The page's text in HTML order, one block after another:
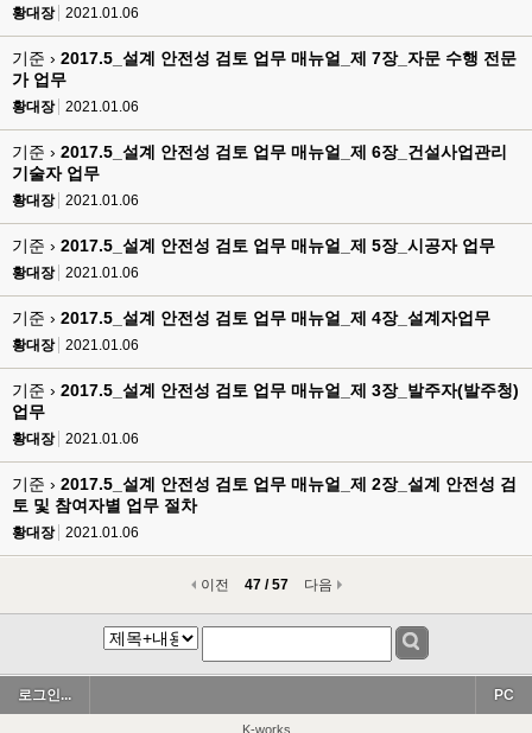
황대장 2021.01.06
기준 › 2017.5_설계 안전성 검토 업무 매뉴얼_제 7장_자문 수행 전문
가 업무
황대장 2021.01.06
기준 › 2017.5_설계 안전성 검토 업무 매뉴얼_제 6장_건설사업관리
기술자 업무
황대장 2021.01.06
기준 › 2017.5_설계 안전성 검토 업무 매뉴얼_제 5장_시공자 업무
황대장 2021.01.06
기준 › 2017.5_설계 안전성 검토 업무 매뉴얼_제 4장_설계자업무
황대장 2021.01.06
기준 › 2017.5_설계 안전성 검토 업무 매뉴얼_제 3장_발주자(발주청)
업무
황대장 2021.01.06
기준 › 2017.5_설계 안전성 검토 업무 매뉴얼_제 2장_설계 안전성 검
토 및 참여자별 업무 절차
황대장 2021.01.06
이전 47 / 57 다음
로그인... PC
K-works